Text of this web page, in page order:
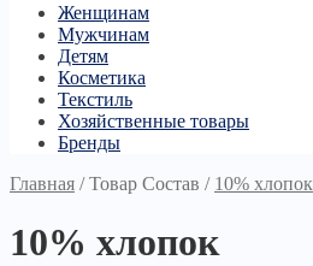
Женщинам
Мужчинам
Детям
Косметика
Текстиль
Хозяйственные товары
Бренды
Главная /Товар Состав / 10% хлопок
10% хлопок